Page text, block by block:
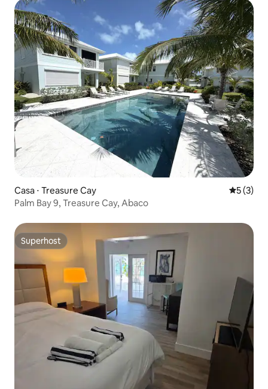
Casa ⋅ Treasure Cay 5 de
5 (3)
Palm Bay 9, Treasure Cay, Abaco
Superhost
Superhost